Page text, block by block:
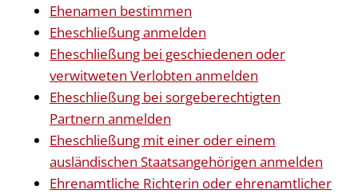
Ehenamen bestimmen
Eheschließung anmelden
Eheschließung bei geschiedenen oder
verwitweten Verlobten anmelden
Eheschließung bei sorgeberechtigten
Partnern anmelden
Eheschließung mit einer oder einem
ausländischen Staatsangehörigen anmelden
Ehrenamtliche Richterin oder ehrenamtlicher